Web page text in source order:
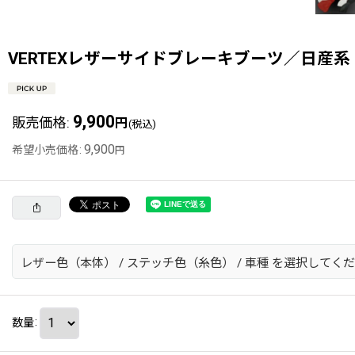
VERTEXレザーサイドブレーキブーツ／日産系
販売価格: 9,900 円 (税込)
希望小売価格: 9,900円
レザー色（本体） / ステッチ色（糸色） / 車種 を選択してく
数量: